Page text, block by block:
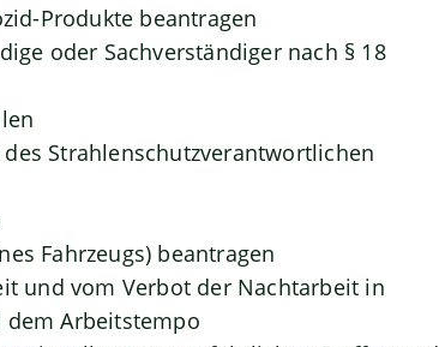
Produkte beantragen
oder Sachverständiger nach § 18
Strahlenschutzverantwortlichen
Fahrzeugs) beantragen
und vom Verbot der Nachtarbeit in
dem Arbeitstempo